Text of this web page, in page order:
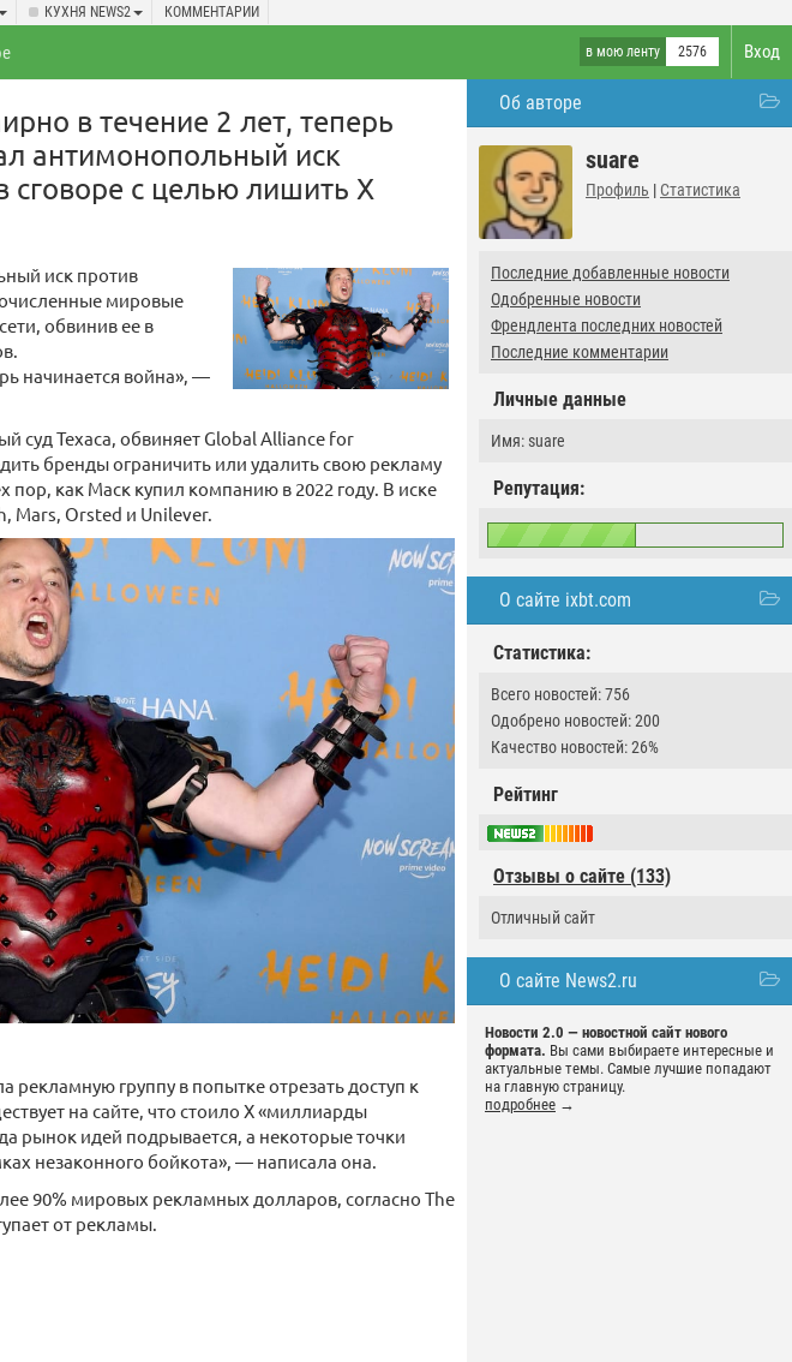
КУХНЯ NEWS2 КОММЕНТАРИИ
Вход
в мою ленту 2576
Об авторе
suare
Профиль | Статистика
Последние добавленные новости
Одобренные новости
Френдлента последних новостей
Последние комментарии
Личные данные
Имя: suare
Репутация:
О сайте ixbt.com
Статистика:
Всего новостей: 756
Одобрено новостей: 200
Качество новостей: 26%
Рейтинг
Отзывы о сайте (133)
Отличный сайт
О сайте News2.ru
Новости 2.0 — новостной сайт нового
формата. Вы сами выбираете интересные и
актуальные темы. Самые лучшие попадают
на главную страницу.
подробнее →
в течение 2 лет, теперь
антимонопольный иск
сговоре с целью лишить X
иск против
мировые
обвинив ее в
начинается война», —
Техаса, обвиняет Global Alliance for
бренды ограничить или удалить свою рекламу
пор, как Маск купил компанию в 2022 году. В иске
Mars, Orsted и Unilever.
группу в попытке отрезать доступ к
на сайте, что стоило X «миллиарды
рынок идей подрывается, а некоторые точки
незаконного бойкота», — написала она.
90% мировых рекламных долларов, согласно The
от рекламы.